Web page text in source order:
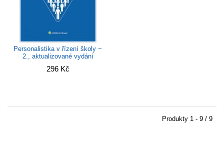
Personalistika v řízení školy −
2., aktualizované vydání
296 Kč
Produkty 1 - 9 / 9